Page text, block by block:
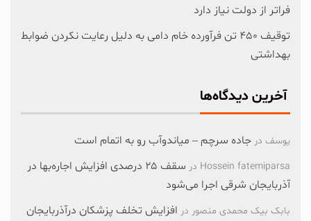
فراتر از دولت نیاز دارد
توقیف ۴۵۰ تن فرآورده خام دامی به دلیل رعایت نکردن ضوابط
بهداشتی
آخرین دیدگاه‌ها
یوسف در جاده سرچم – میاندوآب رو به اتمام است
Hossein fatemiparsa در
سقف ۲۵ درصدی افزایش اجاره‌بها در
آذربایجان شرقی اجرا می‌شود
بابک بیک محمدی منصور در افزایش تخلف پزشکان درآذربایجان